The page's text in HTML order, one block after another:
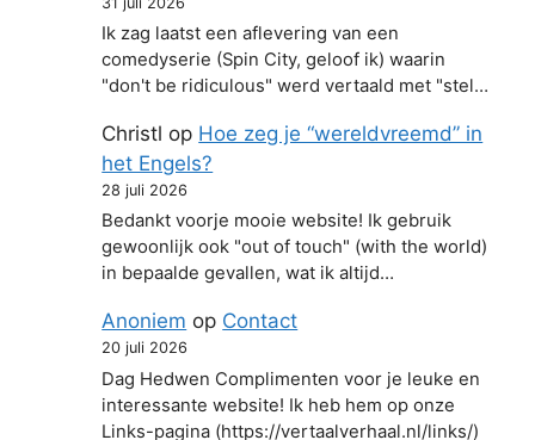
Ik zag laatst een aflevering van een
comedyserie (Spin City, geloof ik) waarin
"don't be ridiculous" werd vertaald met "stel…
Christl op Hoe zeg je “wereldvreemd” in
het Engels?
28 juli 2026
Bedankt voorje mooie website! Ik gebruik
gewoonlijk ook "out of touch" (with the world)
in bepaalde gevallen, wat ik altijd…
Anoniem op Contact
20 juli 2026
Dag Hedwen Complimenten voor je leuke en
interessante website! Ik heb hem op onze
Links-pagina (https://vertaalverhaal.nl/links/)